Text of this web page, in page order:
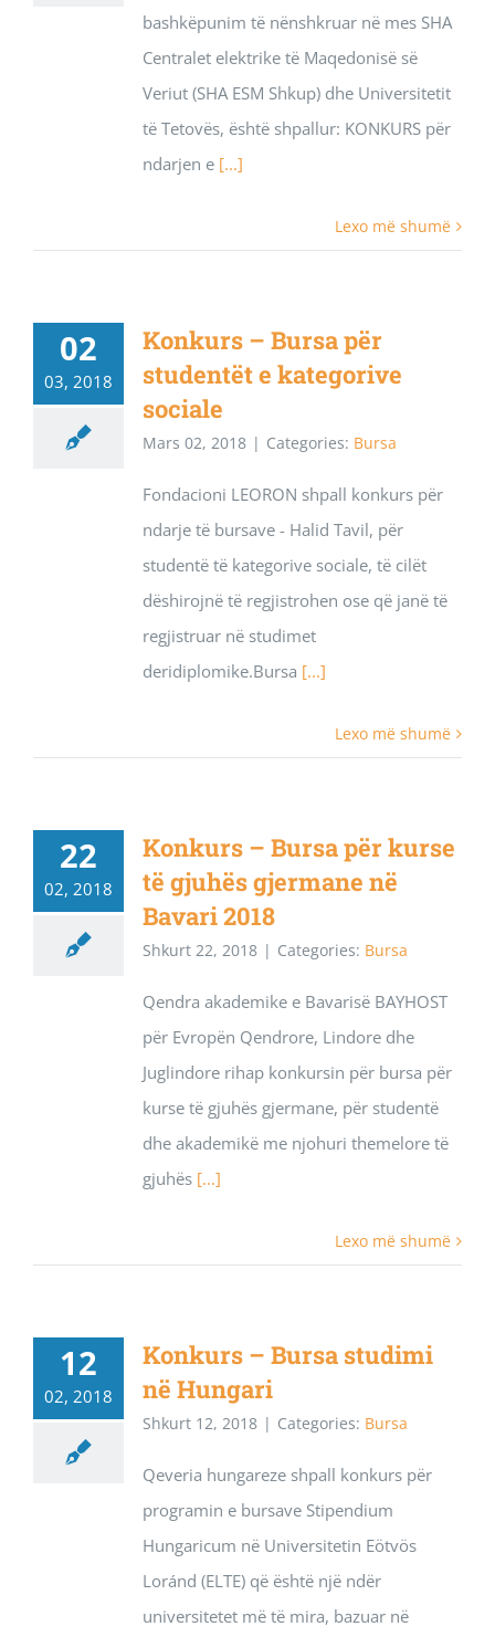
bashkëpunim të nënshkruar në mes SHA
Centralet elektrike të Maqedonisë së
Veriut (SHA ESM Shkup) dhe Universitetit
të Tetovës, është shpallur: KONKURS për
ndarjen e [...]
Lexo më shumë
02
03, 2018
Konkurs – Bursa për
studentët e kategorive
sociale
Mars 02, 2018 | Categories: Bursa
Fondacioni LEORON shpall konkurs për
ndarje të bursave - Halid Tavil, për
studentë të kategorive sociale, të cilët
dëshirojnë të regjistrohen ose që janë të
regjistruar në studimet
deridiplomike.Bursa [...]
Lexo më shumë
22
02, 2018
Konkurs – Bursa për kurse
të gjuhës gjermane në
Bavari 2018
Shkurt 22, 2018 | Categories: Bursa
Qendra akademike e Bavarisë BAYHOST
për Evropën Qendrore, Lindore dhe
Juglindore rihap konkursin për bursa për
kurse të gjuhës gjermane, për studentë
dhe akademikë me njohuri themelore të
gjuhës [...]
Lexo më shumë
12
02, 2018
Konkurs – Bursa studimi
në Hungari
Shkurt 12, 2018 | Categories: Bursa
Qeveria hungareze shpall konkurs për
programin e bursave Stipendium
Hungaricum në Universitetin Eötvös
Loránd (ELTE) që është një ndër
universitetet më të mira, bazuar në